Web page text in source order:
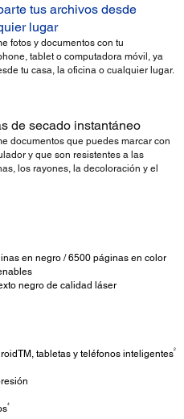
tus archivos desde
lugar
fotos y documentos con tu
tablet o computadora móvil, ya
tu casa, la oficina o cualquier lugar.
de secado instantáneo
documentos que puedes marcar con
y que son resistentes a las
los rayones, la decoloración y el
en negro / 6500 páginas en color
negro de calidad láser
tabletas y teléfonos inteligentes2
4